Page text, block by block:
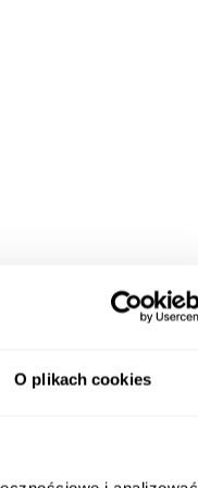
O plikach cookies